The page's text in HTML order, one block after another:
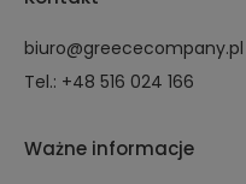
biuro@greececompany.pl
Tel.: +48 516 024 166
Ważne informacje